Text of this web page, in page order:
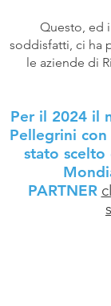
Questo, ed
soddisfatti, ci ha
le aziende di
Per il 2024 il
Pellegrini
stato scelto
PARTNER